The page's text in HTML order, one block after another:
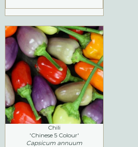
Chili
'Chinese 5 Colour'
Capsicum annuum